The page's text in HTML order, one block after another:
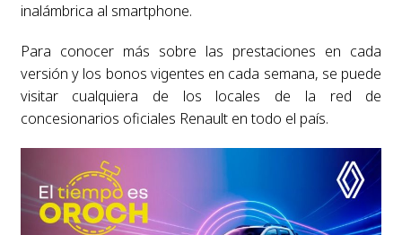
inalámbrica al smartphone.
Para conocer más sobre las prestaciones en cada
versión y los bonos vigentes en cada semana, se puede
visitar cualquiera de los locales de la red de
concesionarios oficiales Renault en todo el país.